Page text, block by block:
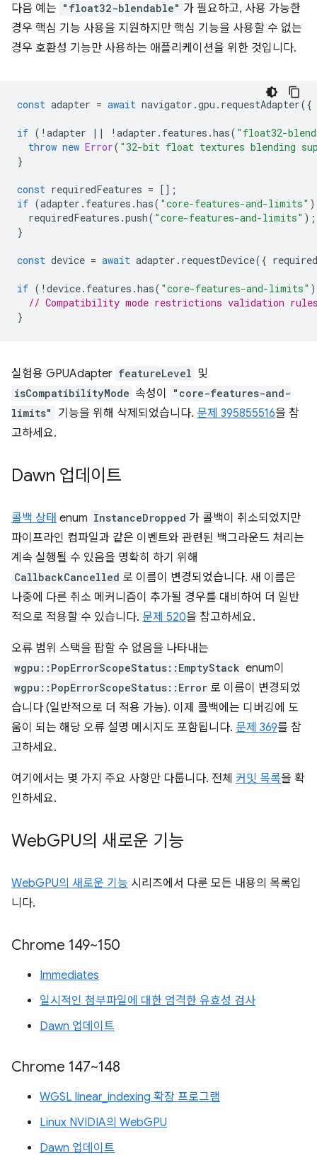
다음 예는 "float32-blendable" 가 필요하고, 사용 가능한
경우 핵심 기능 사용을 지원하지만 핵심 기능을 사용할 수 없는
경우 호환성 기능만 사용하는 애플리케이션을 위한 것입니다.
const adapter = await navigator .gpu . requestAdapter({
if ( ! adapter || ! adapter . features .has( "float32-
throw new Error( "32-bit float textures blending
}
const requiredFeatures = [];
if (adapter . features .has( "core-features-and-limits"
requiredFeatures .push( "core-features-and-limits" );
}
const device = await adapter . requestDevice({
if ( ! device. features .has( "core-features-and-limits"
// Compatibility mode restrictions validation
}
실험용 GPUAdapter featureLevel 및
isCompatibilityMode 속성이
"core-features-and-
limits"
기능을 위해 삭제되었습니다. 문제 395855516을 참
고하세요.
Dawn 업데이트
콜백 상태 enum InstanceDropped 가 콜백이 취소되었지만
파이프라인 컴파일과 같은 이벤트와 관련된 백그라운드 처리는
계속 실행될 수 있음을 명확히 하기 위해
CallbackCancelled 로 이름이 변경되었습니다. 새 이름은
나중에 다른 취소 메커니즘이 추가될 경우를 대비하여 더 일반
적으로 적용할 수 있습니다. 문제 520을 참고하세요.
오류 범위 스택을 팝할 수 없음을 나타내는
wgpu::PopErrorScopeStatus::EmptyStack enum이
wgpu::PopErrorScopeStatus::Error 로 이름이 변경되었
습니다 (일반적으로 더 적용 가능). 이제 콜백에는 디버깅에 도
움이 되는 해당 오류 설명 메시지도 포함됩니다. 문제 369를 참
고하세요.
여기에서는 몇 가지 주요 사항만 다룹니다. 전체 커밋 목록을 확
인하세요.
WebGPU의 새로운 기능
WebGPU의 새로운 기능 시리즈에서 다룬 모든 내용의 목록입
니다.
Chrome 149~150
Immediates
일시적인 첨부파일에 대한 엄격한 유효성 검사
Dawn 업데이트
Chrome 147~148
WGSL linear_indexing 확장 프로그램
Linux NVIDIA의 WebGPU
Dawn 업데이트